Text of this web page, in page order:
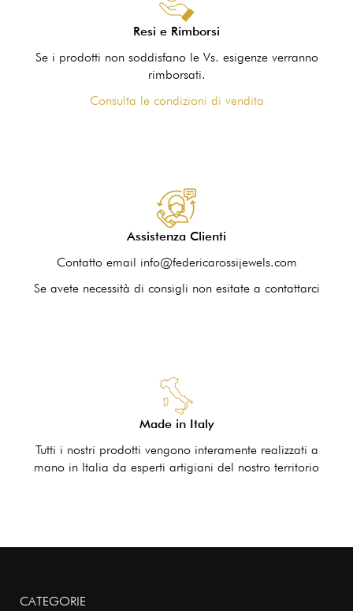
Resi e Rimborsi
Se i prodotti non soddisfano le Vs. esigenze verranno
rimborsati.
Consulta le condizioni di vendita
Assistenza Clienti
Contatto email info@federicarossijewels.com
Se avete necessità di consigli non esitate a contattarci
Made in Italy
Tutti i nostri prodotti vengono interamente realizzati a
mano in Italia da esperti artigiani del nostro territorio
CATEGORIE